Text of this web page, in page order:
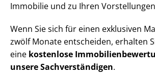
Immobilie und zu Ihren
Wenn Sie sich für einen exklusiven
zwölf Monate entscheiden, erhalten
eine kostenlose
unsere Sach­ver­stän­di­gen.